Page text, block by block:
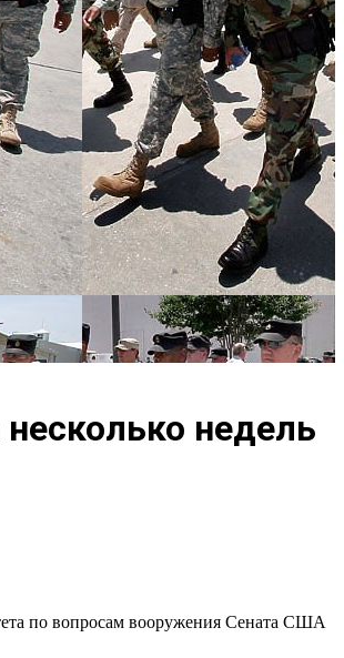
недель
по вопросам вооружения Сената США